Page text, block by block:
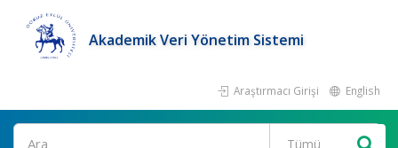
Akademik Veri Yönetim Sistemi
Araştırmacı Girişi English
Ara